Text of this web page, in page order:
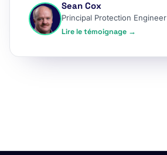
Sean Cox
Principal Protection Engineer
Lire le témoignage →